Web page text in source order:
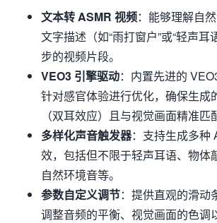
文本转 ASMR 视频：能够理解自
文字描述（如“雨打窗户”或“轻声耳
步的视频片段。
VEO3 引擎驱动：内置先进的
针对感官体验进行优化，确保生成
（双耳效应）且与视觉画面精准匹
多样化声音触发器：支持生成多种
效，包括但不限于轻声耳语、物体
自然环境音等。
参数自定义调节：提供直观的滑动
调整音频的平衡、视觉画面的色调